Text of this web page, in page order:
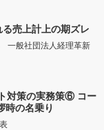
売上計上の期ズレ
一般社団法人経理革新
対策の実務策⑥ コー
時の名乗り